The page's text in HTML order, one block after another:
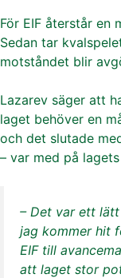
För EIF återstår en
Sedan tar
motståndet blir
Lazarev säger att
laget behöver en
och det slutade
– var med på
– Det var ett
jag kommer hit
EIF till
att laget stor